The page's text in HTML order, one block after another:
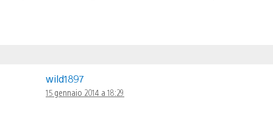
wild1897
15 gennaio 2014 a 18:29